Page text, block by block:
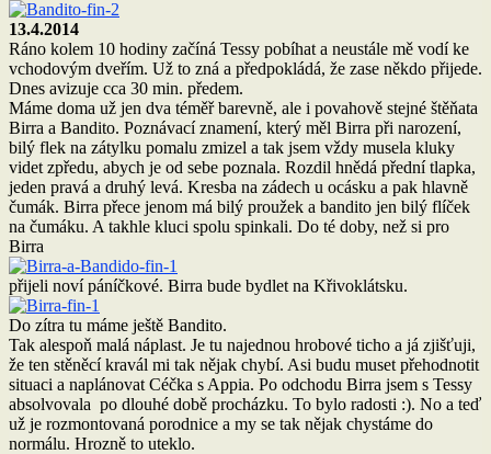
13.4.2014
Ráno kolem 10 hodiny začíná Tessy pobíhat a neustále mě vodí ke
vchodovým dveřím. Už to zná a předpokládá, že zase někdo přijede.
Dnes avizuje cca 30 min. předem.
Máme doma už jen dva téměř barevně, ale i povahově stejné štěňata
Birra a Bandito. Poznávací znamení, který měl Birra při narození,
bilý flek na zátylku pomalu zmizel a tak jsem vždy musela kluky
videt zpředu, abych je od sebe poznala. Rozdil hnědá přední tlapka,
jeden pravá a druhý levá. Kresba na zádech u ocásku a pak hlavně
čumák. Birra přece jenom má bilý proužek a bandito jen bilý flíček
na čumáku. A takhle kluci spolu spinkali. Do té doby, než si pro
Birra
přijeli noví páníčkové. Birra bude bydlet na Křivoklátsku.
Do zítra tu máme ještě Bandito.
Tak alespoň malá náplast. Je tu najednou hrobové ticho a já zjišťuji,
že ten stěněcí kravál mi tak nějak chybí. Asi budu muset přehodnotit
situaci a naplánovat Céčka s Appia. Po odchodu Birra jsem s Tessy
absolvovala po dlouhé době procházku. To bylo radosti :). No a teď
už je rozmontovaná porodnice a my se tak nějak chystáme do
normálu. Hrozně to uteklo.